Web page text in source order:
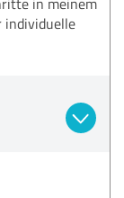
individuelle